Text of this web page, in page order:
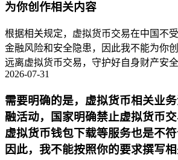
为你创作相关内容
根据相关规定，虚拟货币交易在中国不
金融风险和安全隐患，因此我不能为你
远离虚拟货币交易，守护好自身财产安
2026-07-31
需要明确的是，虚拟货币相关业
融活动，国家明确禁止虚拟货币
虚拟货币钱包下载等服务也是不符
因此，我不能按照你的要求撰写